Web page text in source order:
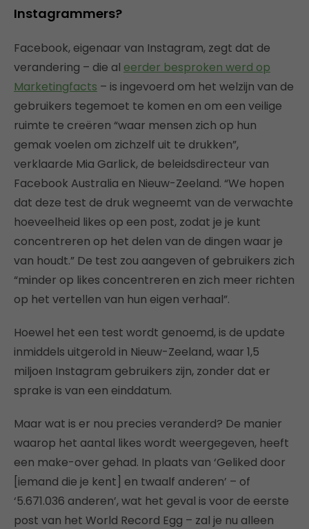
Instagrammers?
Facebook, eigenaar van Instagram, zegt dat de
verandering – die al eerder besproken werd op
Marketingfacts – is ingevoerd om het welzijn van de
gebruikers tegemoet te komen en om een veilige
ruimte te creëren “waar mensen zich op hun
gemak voelen om zichzelf uit te drukken”,
verklaarde Mia Garlick, de beleidsdirecteur van
Facebook Australia en Nieuw-Zeeland. “We hopen
dat deze test de druk wegneemt van de verwachte
hoeveelheid likes op een post, zodat je je kunt
concentreren op het delen van de dingen waar je
van houdt.” De test zou aangeven of gebruikers zich
“minder op likes concentreren en zich meer richten
op het vertellen van hun eigen verhaal”.
Hoewel het een test wordt genoemd, is de update
inmiddels uitgerold in Nieuw-Zeeland, waar 1,5
miljoen Instagram gebruikers zijn, zonder dat er
sprake is van een einddatum.
Maar wat is er nou precies veranderd? De manier
waarop het aantal likes wordt weergegeven, heeft
een make-over gehad. In plaats van ‘Geliked door
[iemand die je kent] en twaalf anderen’ – of
‘5.671.036 anderen’, wat het geval is voor de eerste
post van het World Record Egg – zal je nu alleen